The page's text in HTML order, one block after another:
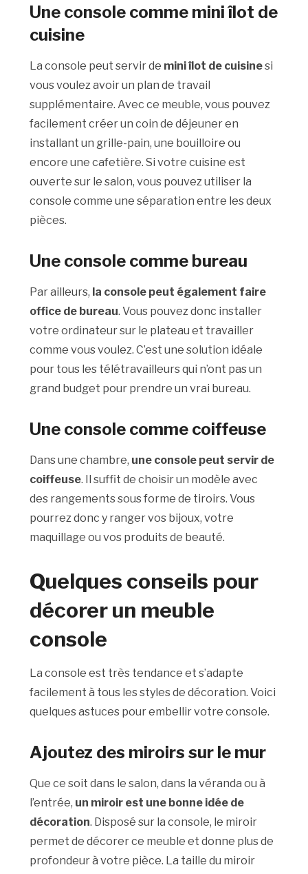
Une console comme mini îlot de
cuisine
La console peut servir de mini îlot de cuisinesi
vous voulez avoir un plan de travail
supplémentaire. Avec ce meuble, vous pouvez
facilement créer un coin de déjeuner en
installant un grille-pain, une bouilloire ou
encore une cafetière. Si votre cuisine est
ouverte sur le salon, vous pouvez utiliser la
console comme une séparation entre les deux
pièces.
Une console comme bureau
Par ailleurs, la console peut également faire
office de bureau. Vous pouvez donc installer
votre ordinateur sur le plateau et travailler
comme vous voulez. C’est une solution idéale
pour tous les télétravailleurs qui n’ont pas un
grand budget pour prendre un vrai bureau.
Une console comme coiffeuse
Dans une chambre, une console peut servir de
coiffeuse. Il suffit de choisir un modèle avec
des rangements sous forme de tiroirs. Vous
pourrez donc y ranger vos bijoux, votre
maquillage ou vos produits de beauté.
Quelques conseils pour
décorer un meuble
console
La console est très tendance et s’adapte
facilement à tous les styles de décoration. Voici
quelques astuces pour embellir votre console.
Ajoutez des miroirs sur le mur
Que ce soit dans le salon, dans la véranda ou à
l’entrée, un miroir est une bonne idée de
décoration. Disposé sur la console, le miroir
permet de décorer ce meuble et donne plus de
profondeur à votre pièce. La taille du miroir